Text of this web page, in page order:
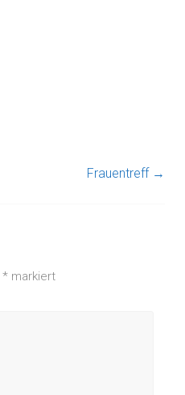
Frauentreff →
* markiert